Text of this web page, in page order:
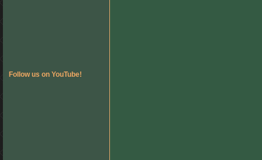
Follow us on YouTube!